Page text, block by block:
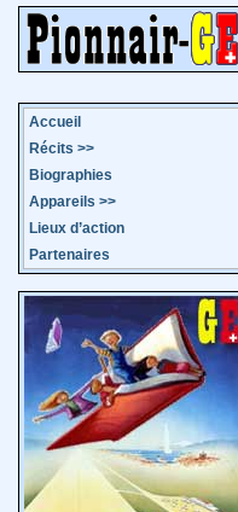
Accueil
Récits >>
Biographies
Appareils >>
Lieux d’action
Partenaires